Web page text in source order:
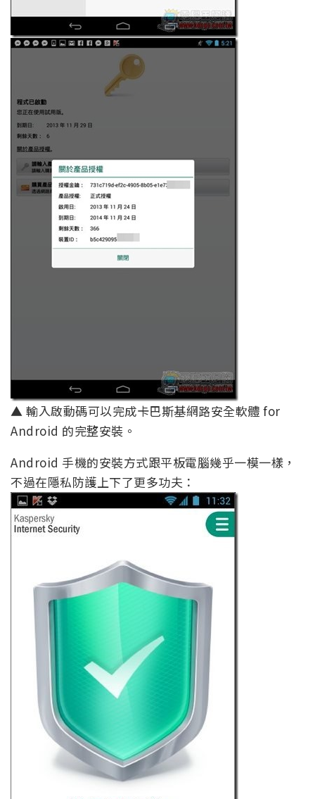
▲ 輸入啟動碼可以完成卡巴斯基網路安全軟體 for
Android 的完整安裝。
Android 手機的安裝方式跟平板電腦幾乎一模一樣，
不過在隱私防護上下了更多功夫：